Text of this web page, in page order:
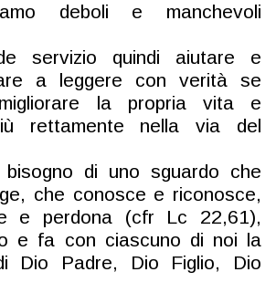
deboli e manchevoli
servizio quindi aiutare e
a leggere con verità se
la propria vita e
rettamente nella via del
bisogno di uno sguardo che
, che conosce e riconosce,
e perdona (cfr Lc 22,61),
e fa con ciascuno di noi la
Dio Padre, Dio Figlio, Dio